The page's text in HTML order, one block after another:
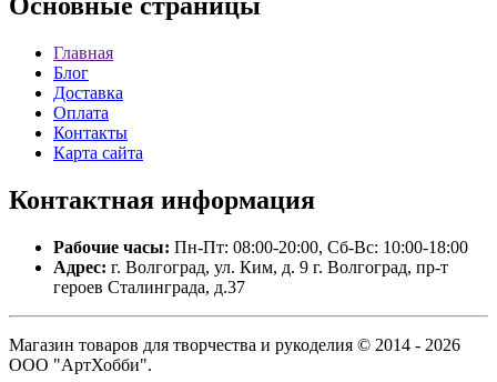
Основные страницы
Главная
Блог
Доставка
Оплата
Контакты
Карта сайта
Контактная информация
Рабочие часы: Пн-Пт: 08:00-20:00, Сб-Вс: 10:00-18:00
Адрес: г. Волгоград, ул. Ким, д. 9 г. Волгоград, пр-т
героев Сталинграда, д.37
Магазин товаров для творчества и рукоделия © 2014 - 2026
ООО "АртХобби".